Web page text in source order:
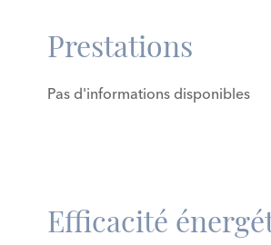
Prestations
Pas d'informations disponibles
Efficacité